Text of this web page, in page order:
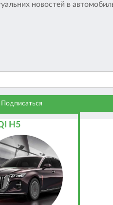
новостей в
H5